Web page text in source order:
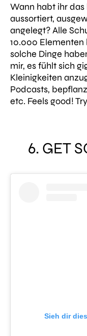
Wann habt ihr
aussortiert,
angelegt? Alle
10.000
solche Dinge
mir, es fühlt sich
Kleinigkeiten
Podcasts,
etc. Feels good!
6. GET
Sieh dir